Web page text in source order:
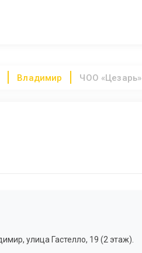
Владимир ЧОО «Цезарь»
улица Гастелло, 19 (2 этаж).